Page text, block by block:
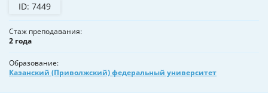
ID: 7449
Стаж преподавания
2 года
Образование
Казанский (Приволжский) федеральный университет